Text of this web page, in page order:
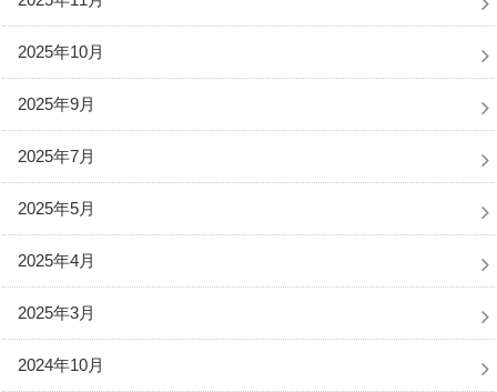
2025年10月
2025年9月
2025年7月
2025年5月
2025年4月
2025年3月
2024年10月